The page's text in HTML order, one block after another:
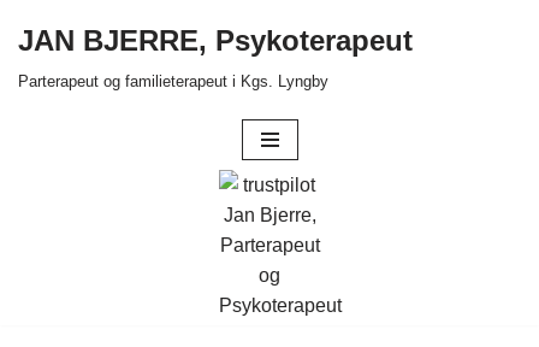
JAN BJERRE, Psykoterapeut
Parterapeut og familieterapeut i Kgs. Lyngby